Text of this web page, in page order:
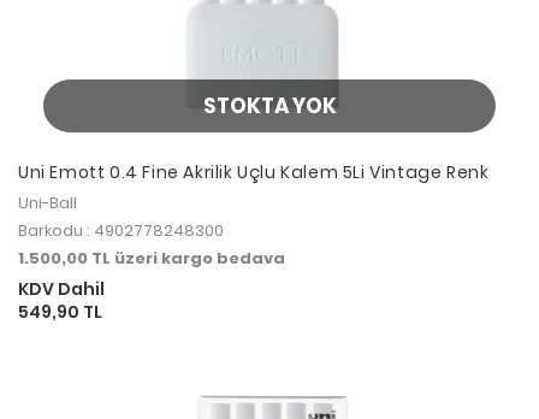
STOKTA YOK
Uni Emott 0.4 Fine Akrilik Uçlu Kalem 5Li Vintage Renk
Uni-Ball
Barkodu : 4902778248300
1.500,00 TL üzeri kargo bedava
KDV Dahil
549,90 TL